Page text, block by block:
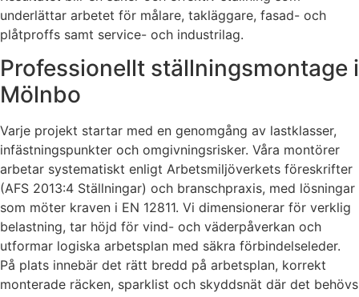
underlättar arbetet för målare, takläggare, fasad- och
plåtproffs samt service- och industrilag.
Professionellt ställningsmontage i
Mölnbo
Varje projekt startar med en genomgång av lastklasser,
infästningspunkter och omgivningsrisker. Våra montörer
arbetar systematiskt enligt Arbetsmiljöverkets föreskrifter
(AFS 2013:4 Ställningar) och branschpraxis, med lösningar
som möter kraven i EN 12811. Vi dimensionerar för verklig
belastning, tar höjd för vind- och väderpåverkan och
utformar logiska arbetsplan med säkra förbindelseleder.
På plats innebär det rätt bredd på arbetsplan, korrekt
monterade räcken, sparklist och skyddsnät där det behövs